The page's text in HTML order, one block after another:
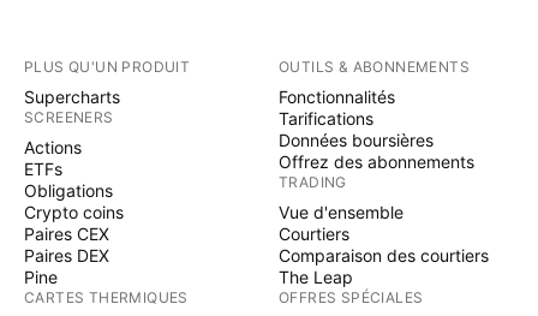
PLUS QU'UN PRODUIT
Supercharts
SCREENERS
Actions
ETFs
Obligations
Crypto coins
Paires CEX
Paires DEX
Pine
CARTES THERMIQUES
OUTILS & ABONNEMENTS
Fonctionnalités
Tarifications
Données boursières
Offrez des abonnements
TRADING
Vue d'ensemble
Courtiers
Comparaison des courtiers
The Leap
OFFRES SPÉCIALES